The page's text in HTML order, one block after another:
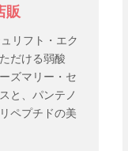
販
リフト・エク
だける弱酸
ズマリー・セ
と、パンテノ
ペプチドの美